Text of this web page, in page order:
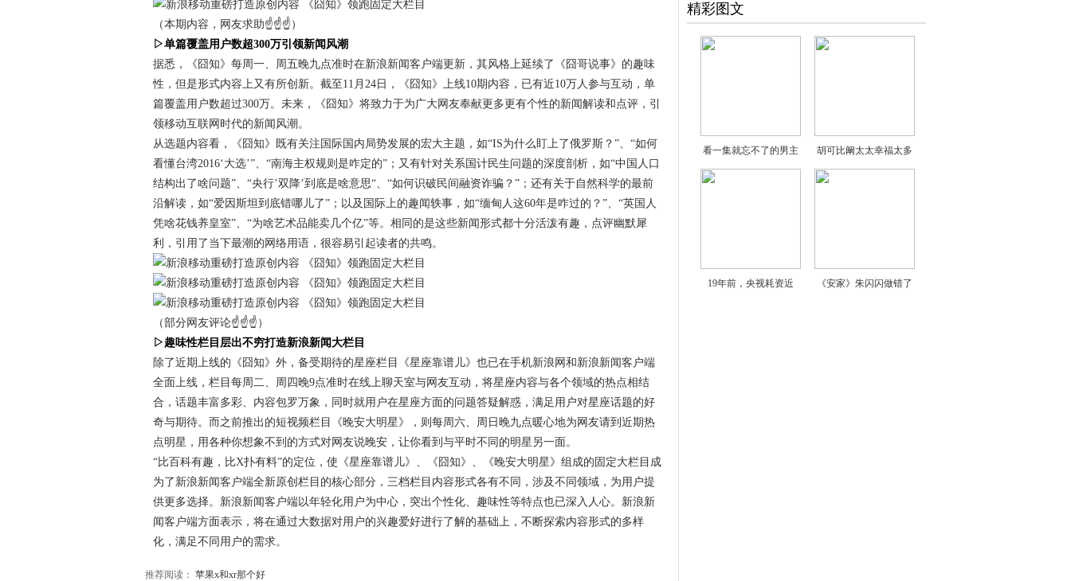
（本期内容，网友求助☝☝☝）
▷单篇覆盖用户数超300万引领新闻风潮
据悉，《囧知》每周一、周五晚九点准时在新浪新闻客户端更新，其风格上延续了《囧哥说事》的趣味
性，但是形式内容上又有所创新。截至11月24日，《囧知》上线10期内容，已有近10万人参与互动，单
篇覆盖用户数超过300万。未来，《囧知》将致力于为广大网友奉献更多更有个性的新闻解读和点评，引
领移动互联网时代的新闻风潮。
从选题内容看，《囧知》既有关注国际国内局势发展的宏大主题，如“IS为什么盯上了俄罗斯？”、“如何
看懂台湾2016‘大选’”、“南海主权规则是咋定的”；又有针对关系国计民生问题的深度剖析，如“中国人口
结构出了啥问题”、“央行’双降’到底是啥意思“、“如何识破民间融资诈骗？”；还有关于自然科学的最前
沿解读，如“爱因斯坦到底错哪儿了”；以及国际上的趣闻轶事，如“缅甸人这60年是咋过的？”、“英国人
凭啥花钱养皇室”、“为啥艺术品能卖几个亿”等。相同的是这些新闻形式都十分活泼有趣，点评幽默犀
利，引用了当下最潮的网络用语，很容易引起读者的共鸣。
（部分网友评论☝☝☝）
▷趣味性栏目层出不穷打造新浪新闻大栏目
除了近期上线的《囧知》外，备受期待的星座栏目《星座靠谱儿》也已在手机新浪网和新浪新闻客户端
全面上线，栏目每周二、周四晚9点准时在线上聊天室与网友互动，将星座内容与各个领域的热点相结
合，话题丰富多彩、内容包罗万象，同时就用户在星座方面的问题答疑解惑，满足用户对星座话题的好
奇与期待。而之前推出的短视频栏目《晚安大明星》，则每周六、周日晚九点暖心地为网友请到近期热
点明星，用各种你想象不到的方式对网友说晚安，让你看到与平时不同的明星另一面。
“比百科有趣，比X扑有料”的定位，使《星座靠谱儿》、《囧知》、《晚安大明星》组成的固定大栏目成
为了新浪新闻客户端全新原创栏目的核心部分，三档栏目内容形式各有不同，涉及不同领域，为用户提
供更多选择。新浪新闻客户端以年轻化用户为中心，突出个性化、趣味性等特点也已深入人心。新浪新
闻客户端方面表示，将在通过大数据对用户的兴趣爱好进行了解的基础上，不断探索内容形式的多样
化，满足不同用户的需求。
推荐阅读： 苹果x和xr那个好
精彩图文
看一集就忘不了的男主 胡可比阚太太幸福太多
19年前，央视耗资近 《安家》朱闪闪做错了